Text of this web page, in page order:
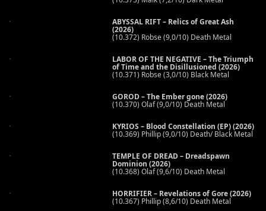
ABYSSAL RIFT – Relics of Great Ash
(2026)
(10.372) Robse (9,0/10) Death Metal
LABOR OF THE NEGATIVE – The Triumph
of Time and the Disillusioned (2026)
(10.371) Robse (3,0/10) Black Metal
GOROD – The Ember gone (2026)
(10.370) Olaf (9,0/10) Death Metal
KYRIOS – Blood Constellation (EP) (2026)
(10.369) Phillip (9,0/10) Death/ Black Metal
TEMPLE OF DREAD – Dreadspawn
Dominion (2026)
(10.368) Olaf (9,6/10) Death Metal
HORRIFIER – Revelations of Gore (2026)
(10.367) Phillip (8,6/10) Death Metal